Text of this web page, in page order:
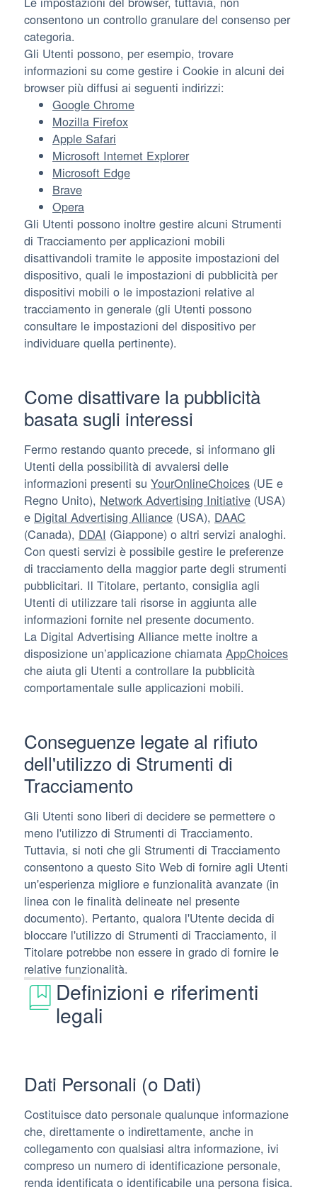
consentono un controllo granulare del consenso per
categoria.
Gli Utenti possono, per esempio, trovare
informazioni su come gestire i Cookie in alcuni dei
browser più diffusi ai seguenti indirizzi:
Google Chrome
Mozilla Firefox
Apple Safari
Microsoft Internet Explorer
Microsoft Edge
Brave
Opera
Gli Utenti possono inoltre gestire alcuni Strumenti
di Tracciamento per applicazioni mobili
disattivandoli tramite le apposite impostazioni del
dispositivo, quali le impostazioni di pubblicità per
dispositivi mobili o le impostazioni relative al
tracciamento in generale (gli Utenti possono
consultare le impostazioni del dispositivo per
individuare quella pertinente).
Come disattivare la pubblicità
basata sugli interessi
Fermo restando quanto precede, si informano gli
Utenti della possibilità di avvalersi delle
informazioni presenti su YourOnlineChoices (UE e
Regno Unito), Network Advertising Initiative (USA)
e Digital Advertising Alliance (USA), DAAC
(Canada), DDAI (Giappone) o altri servizi analoghi.
Con questi servizi è possibile gestire le preferenze
di tracciamento della maggior parte degli strumenti
pubblicitari. Il Titolare, pertanto, consiglia agli
Utenti di utilizzare tali risorse in aggiunta alle
informazioni fornite nel presente documento.
La Digital Advertising Alliance mette inoltre a
disposizione un’applicazione chiamata AppChoices
che aiuta gli Utenti a controllare la pubblicità
comportamentale sulle applicazioni mobili.
Conseguenze legate al rifiuto
dell'utilizzo di Strumenti di
Tracciamento
Gli Utenti sono liberi di decidere se permettere o
meno l'utilizzo di Strumenti di Tracciamento.
Tuttavia, si noti che gli Strumenti di Tracciamento
consentono a questo Sito Web di fornire agli Utenti
un'esperienza migliore e funzionalità avanzate (in
linea con le finalità delineate nel presente
documento). Pertanto, qualora l'Utente decida di
bloccare l'utilizzo di Strumenti di Tracciamento, il
Titolare potrebbe non essere in grado di fornire le
relative funzionalità.
Definizioni e riferimenti
legali
Dati Personali (o Dati)
Costituisce dato personale qualunque informazione
che, direttamente o indirettamente, anche in
collegamento con qualsiasi altra informazione, ivi
compreso un numero di identificazione personale,
renda identificata o identificabile una persona fisica.